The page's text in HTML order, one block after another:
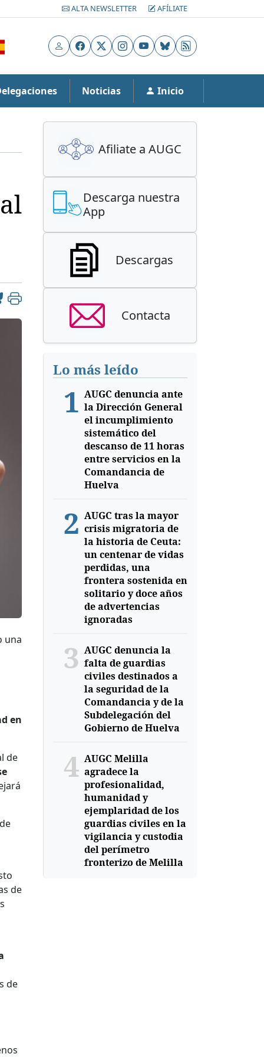
ALTA NEWSLETTER AFÍLIATE
UsuarioFacebook
X Instagram
YouTubeBluesky
RSS
Noticias Inicio
una
en
de
de
de
Afiliate a AUGC
Descarga nuestra
App
Descargas
Contacta
Lo más leído
1 AUGC denuncia ante
la Dirección General
el incumplimiento
sistemático del
descanso de 11 horas
entre servicios en la
Comandancia de
Huelva
2 AUGC tras la mayor
crisis migratoria de
la historia de Ceuta:
un centenar de vidas
perdidas, una
frontera sostenida en
solitario y doce años
de advertencias
ignoradas
3 AUGC denuncia la
falta de guardias
civiles destinados a
la seguridad de la
Comandancia y de la
Subdelegación del
Gobierno de Huelva
4 AUGC Melilla
agradece la
profesionalidad,
humanidad y
ejemplaridad de los
guardias civiles en la
vigilancia y custodia
del perímetro
fronterizo de Melilla